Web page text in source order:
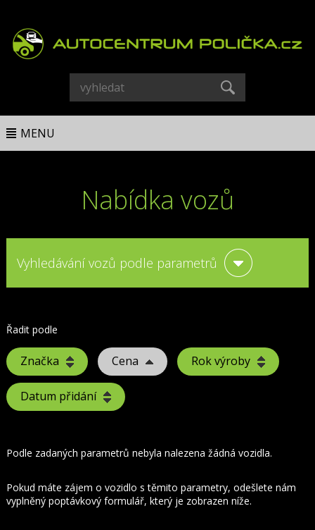
MENU
Nabídka vozů
Vyhledávání vozů podle parametrů
Řadit podle
Značka Cena Rok výroby
Datum přidání
Podle zadaných parametrů nebyla nalezena žádná vozidla.
Pokud máte zájem o vozidlo s těmito parametry, odešlete nám
vyplněný poptávkový formulář, který je zobrazen níže.